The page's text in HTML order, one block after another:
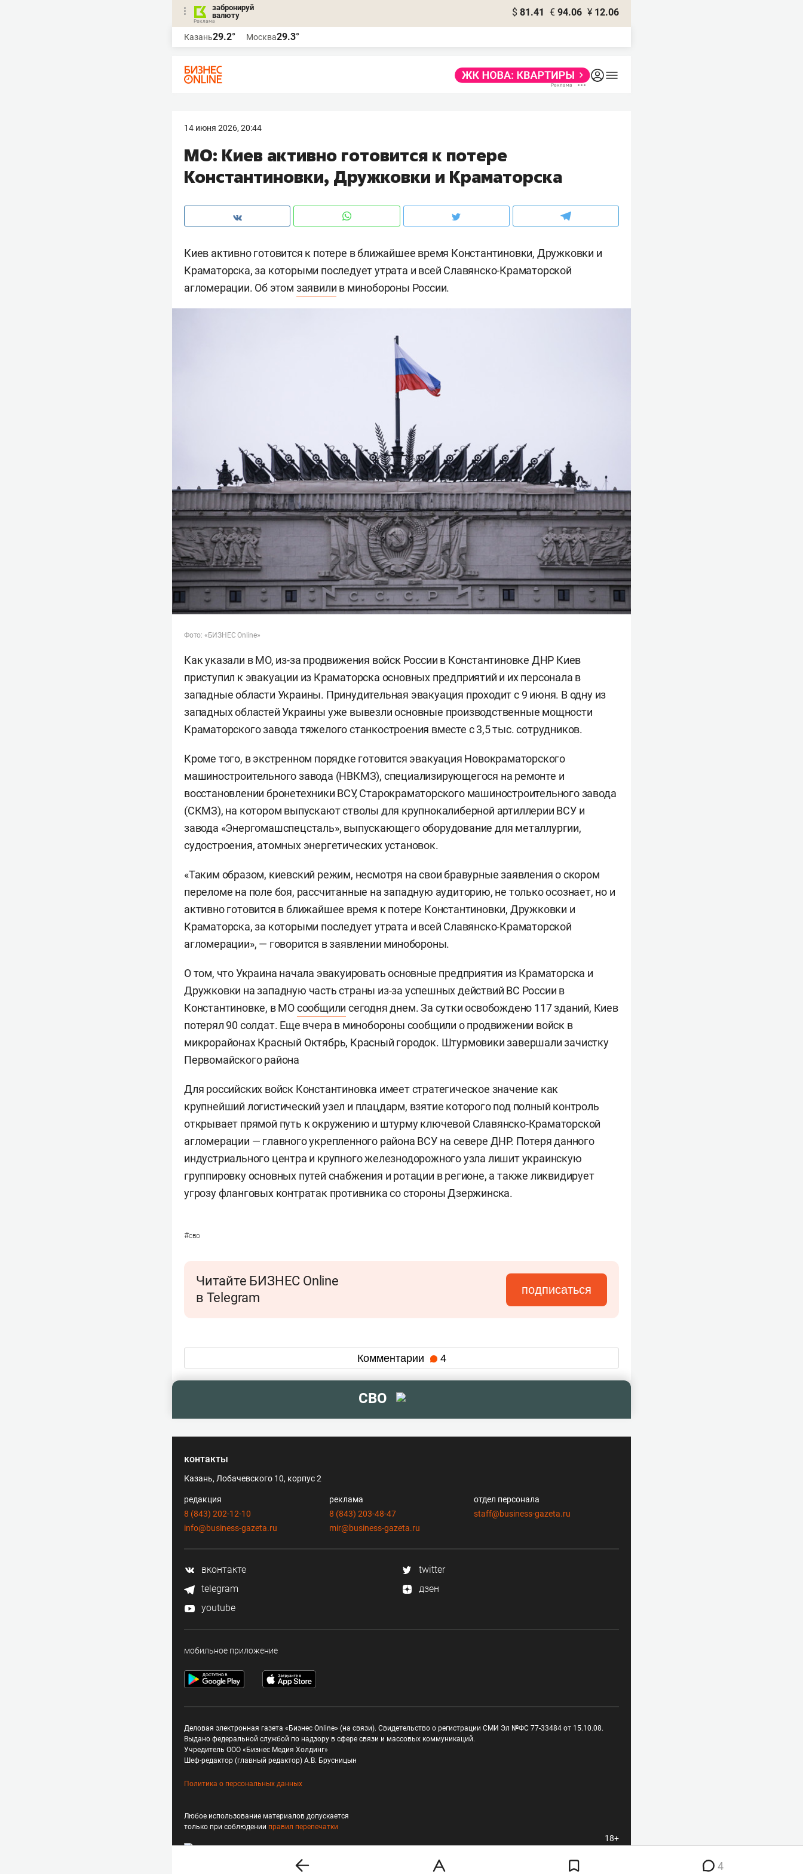
забронируй
валюту
$ 81.41 € 94.06 ¥ 12.06
Казань29.2° Москва29.3°
14 июня 2026, 20:44
МО: Киев активно готовится к потере
Константиновки, Дружковки и Краматорска
Киев активно готовится к потере в ближайшее время Константиновки, Дружковки и
Краматорска, за которыми последует утрата и всей Славянско-Краматорской
агломерации. Об этом заявили в минобороны России.
Фото: «БИЗНЕС Online»
Как указали в МО, из-за продвижения войск России в Константиновке ДНР Киев
приступил к эвакуации из Краматорска основных предприятий и их персонала в
западные области Украины. Принудительная эвакуация проходит с 9 июня. В одну из
западных областей Украины уже вывезли основные производственные мощности
Краматорского завода тяжелого станкостроения вместе с 3,5 тыс. сотрудников.
Кроме того, в экстренном порядке готовится эвакуация Новокраматорского
машиностроительного завода (НВКМЗ), специализирующегося на ремонте и
восстановлении бронетехники ВСУ, Старокраматорского машиностроительного завода
(СКМЗ), на котором выпускают стволы для крупнокалиберной артиллерии ВСУ и
завода «Энергомашспецсталь», выпускающего оборудование для металлургии,
судостроения, атомных энергетических установок.
«Таким образом, киевский режим, несмотря на свои бравурные заявления о скором
переломе на поле боя, рассчитанные на западную аудиторию, не только осознает, но и
активно готовится в ближайшее время к потере Константиновки, Дружковки и
Краматорска, за которыми последует утрата и всей Славянско-Краматорской
агломерации», — говорится в заявлении минобороны.
О том, что Украина начала эвакуировать основные предприятия из Краматорска и
Дружковки на западную часть страны из-за успешных действий ВС России в
Константиновке, в МОсообщили сегодня днем. За сутки освобождено 117 зданий, Киев
потерял 90 солдат. Еще вчера в минобороны сообщили о продвижении войск в
микрорайонах Красный Октябрь, Красный городок. Штурмовики завершали зачистку
Первомайского района
Для российских войск Константиновка имеет стратегическое значение как
крупнейший логистический узел и плацдарм, взятие которого под полный контроль
открывает прямой путь к окружению и штурму ключевой Славянско-Краматорской
агломерации — главного укрепленного района ВСУ на севере ДНР. Потеря данного
индустриального центра и крупного железнодорожного узла лишит украинскую
группировку основных путей снабжения и ротации в регионе, а также ликвидирует
угрозу фланговых контратак противника со стороны Дзержинска.
#сво
Читайте БИЗНЕС Online
в Telegram
подписаться
Комментарии 4
4
СВО
контакты
Казань, Лобачевского 10, корпус 2
редакция
8 (843) 202-12-10
info@business-gazeta.ru
реклама
8 (843) 203-48-47
mir@business-gazeta.ru
отдел персонала
staff@business-gazeta.ru
вконтакте
twitter
telegram
дзен
youtube
мобильное приложение
Деловая электронная газета «Бизнес Online» (на связи). Свидетельство о регистрации СМИ Эл №ФС 77-33484 от 15.10.08.
Выдано федеральной службой по надзору в сфере связи и массовых коммуникаций.
Учредитель ООО «Бизнес Медия Холдинг»
Шеф-редактор (главный редактор) А.В. Брусницын
Политика о персональных данных
Любое использование материалов допускается
только при соблюдении правил перепечатки
18+